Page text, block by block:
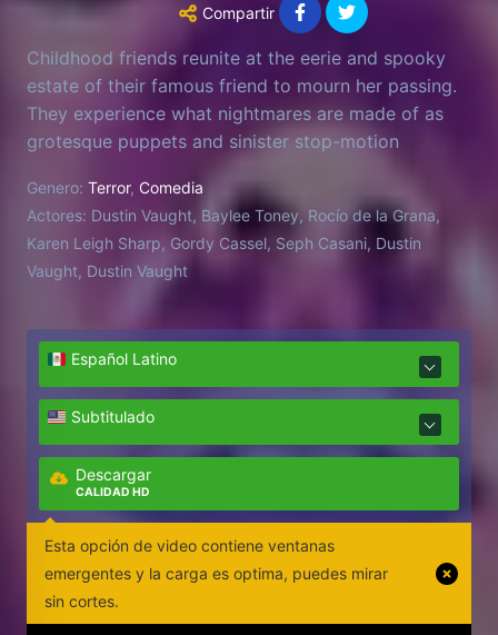
Compartir
Childhood friends reunite at the eerie and spooky
estate of their famous friend to mourn her passing.
They experience what nightmares are made of as
grotesque puppets and sinister stop-motion
Genero: Terror, Comedia
Actores: Dustin Vaught, Baylee Toney, Rocío de la Grana,
Karen Leigh Sharp, Gordy Cassel, Seph Casani, Dustin
Vaught, Dustin Vaught
Español Latino
Subtitulado
Descargar
CALIDAD HD
Esta opción de video contiene ventanas
emergentes y la carga es optima, puedes mirar
sin cortes.